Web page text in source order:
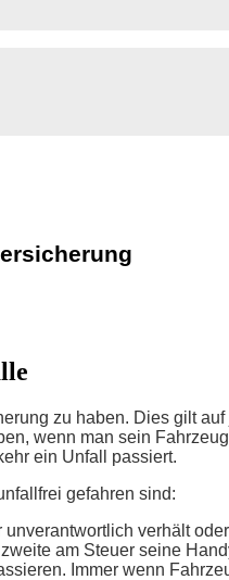
zu haben. Dies gilt
wenn man sein
ein Unfall passiert.
gefahren sind:
verhält
am Steuer seine
Immer wenn